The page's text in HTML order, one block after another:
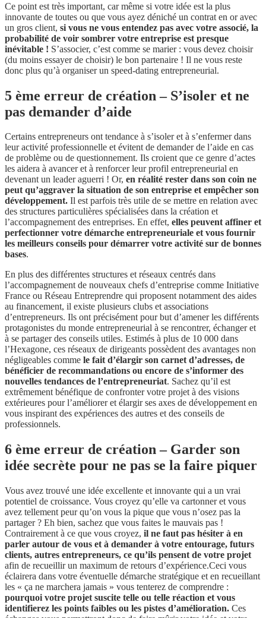
Ce point est très important, car même si votre idée est la plus
innovante de toutes ou que vous ayez déniché un contrat en or avec
un gros client, si vous ne vous entendez pas avec votre associé, la
probabilité de voir sombrer votre entreprise est presque
inévitable ! S’associer, c’est comme se marier : vous devez choisir
(du moins essayer de choisir) le bon partenaire ! Il ne vous reste
donc plus qu’à organiser un speed-dating entrepreneurial.
5 ème erreur de création – S’isoler et ne
pas demander d’aide
Certains entrepreneurs ont tendance à s’isoler et à s’enfermer dans
leur activité professionnelle et évitent de demander de l’aide en cas
de problème ou de questionnement. Ils croient que ce genre d’actes
les aidera à avancer et à renforcer leur profil entrepreneurial en
devenant un leader aguerri ! Or, en réalité rester dans son coin ne
peut qu’aggraver la situation de son entreprise et empêcher son
développement. Il est parfois très utile de se mettre en relation avec
des structures particulières spécialisées dans la création et
l’accompagnement des entreprises. En effet, elles peuvent affiner et
perfectionner votre démarche entrepreneuriale et vous fournir
les meilleurs conseils pour démarrer votre activité sur de bonnes
bases.
En plus des différentes structures et réseaux centrés dans
l’accompagnement de nouveaux chefs d’entreprise comme Initiative
France ou Réseau Entreprendre qui proposent notamment des aides
au financement, il existe plusieurs clubs et associations
d’entrepreneurs. Ils ont précisément pour but d’amener les différents
protagonistes du monde entrepreneurial à se rencontrer, échanger et
à se partager des conseils utiles. Estimés à plus de 10 000 dans
l’Hexagone, ces réseaux de dirigeants possèdent des avantages non
négligeables comme le fait d’élargir son carnet d’adresses, de
bénéficier de recommandations ou encore de s’informer des
nouvelles tendances de l’entrepreneuriat. Sachez qu’il est
extrêmement bénéfique de confronter votre projet à des visions
extérieures pour l’améliorer et élargir ses axes de développement en
vous inspirant des expériences des autres et des conseils de
professionnels.
6 ème erreur de création – Garder son
idée secrète pour ne pas se la faire piquer
Vous avez trouvé une idée excellente et innovante qui a un vrai
potentiel de croissance. Vous croyez qu’elle va cartonner et vous
avez tellement peur qu’on vous la pique que vous n’osez pas la
partager ? Eh bien, sachez que vous faites le mauvais pas !
Contrairement à ce que vous croyez, il ne faut pas hésiter à en
parler autour de vous et à demander à votre entourage, futurs
clients, autres entrepreneurs, ce qu’ils pensent de votre projet
afin de recueillir un maximum de retours d’expérience.Ceci vous
éclairera dans votre éventuelle démarche stratégique et en recueillant
les « ça ne marchera jamais » vous tenterez de comprendre :
pourquoi votre projet suscite telle ou telle réaction et vous
identifierez les points faibles ou les pistes d’amélioration. Ces